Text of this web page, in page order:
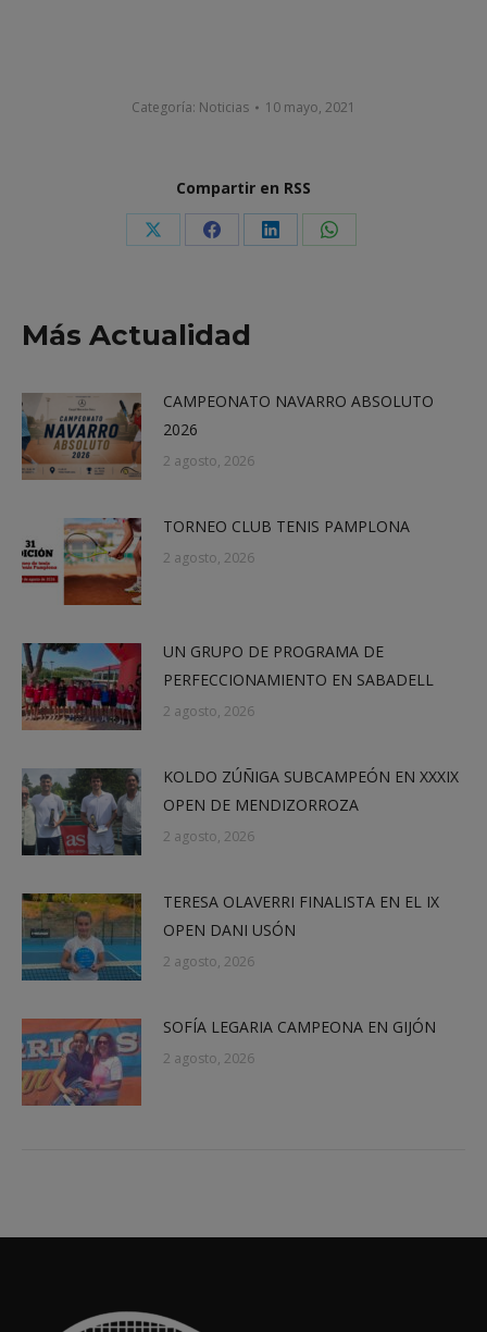
Categoría: Noticias 10 mayo, 2021
Compartir en RSS
Share Share Share Share
Más Actualidad
CAMPEONATO NAVARRO ABSOLUTO
2026
2 agosto, 2026
TORNEO CLUB TENIS PAMPLONA
2 agosto, 2026
UN GRUPO DE PROGRAMA DE
PERFECCIONAMIENTO EN SABADELL
2 agosto, 2026
KOLDO ZÚÑIGA SUBCAMPEÓN EN XXXIX
OPEN DE MENDIZORROZA
2 agosto, 2026
TERESA OLAVERRI FINALISTA EN EL IX
OPEN DANI USÓN
2 agosto, 2026
SOFÍA LEGARIA CAMPEONA EN GIJÓN
2 agosto, 2026